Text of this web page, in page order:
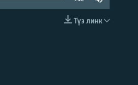
EMBED
Түз линк